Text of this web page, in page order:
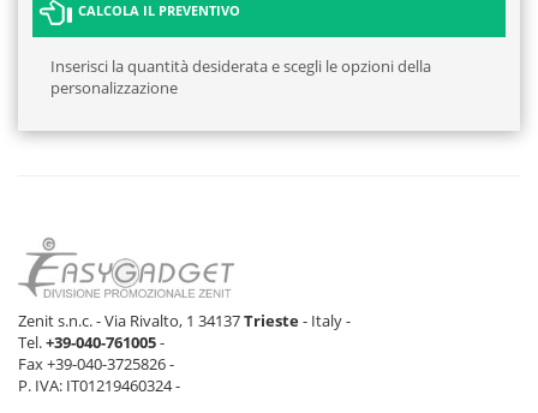
CALCOLA IL PREVENTIVO
Inserisci la quantità desiderata e scegli le opzioni della
personalizzazione
Zenit s.n.c. - Via Rivalto, 1 34137Trieste- Italy -
Tel.+39-040-761005-
Fax +39-040-3725826 -
P. IVA: IT01219460324 -